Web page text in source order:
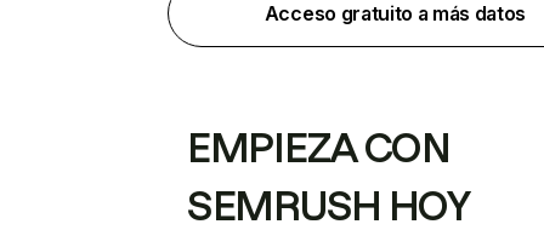
Acceso gratuito a más datos
EMPIEZA CON
SEMRUSH HOY